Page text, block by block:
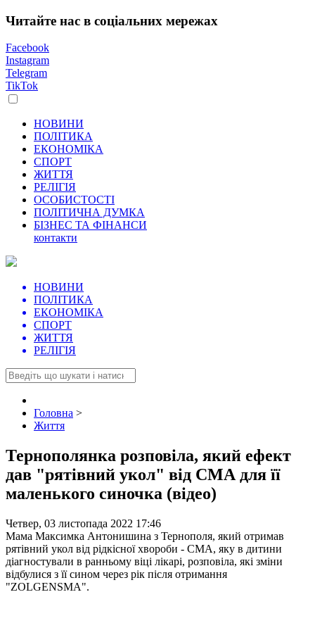
Читайте нас в соціальних мережах
Facebook
Instagram
Telegram
TikTok
НОВИНИ
ПОЛІТИКА
ЕКОНОМІКА
СПОРТ
ЖИТТЯ
РЕЛІГІЯ
ОСОБИСТОСТІ
ПОЛІТИЧНА ДУМКА
БІЗНЕС ТА ФІНАНСИ
контакти
НОВИНИ
ПОЛІТИКА
ЕКОНОМІКА
СПОРТ
ЖИТТЯ
РЕЛІГІЯ
Головна >
Життя
Тернополянка розповіла, який ефект
дав "рятівний укол" від СМА для її
маленького синочка (відео)
Четвер, 03 листопада 2022 17:46
Мама Максимка Антонишина з Тернополя, який отримав
рятівний укол від рідкісної хвороби - СМА, яку в дитини
діагностували в ранньому віці лікарі, розповіла, які зміни
відбулися з її сином через рік після отримання
"ZOLGENSMA".